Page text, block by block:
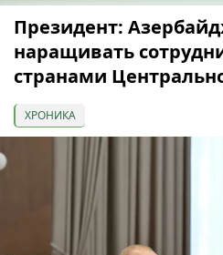
Президент:
наращивать
странами
ХРОНИКА